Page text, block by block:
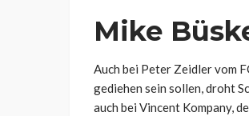
Mike
Auch bei Peter Zeidler vom
gediehen sein sollen, droht
auch bei Vincent Kompany,